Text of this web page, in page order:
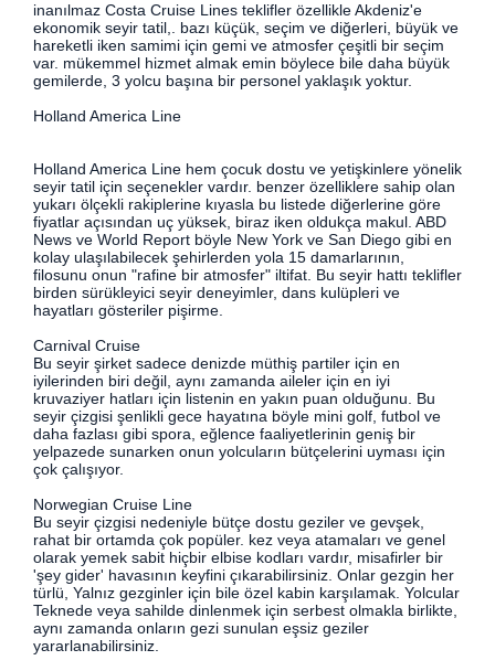
inanılmaz Costa Cruise Lines teklifler özellikle Akdeniz'e
ekonomik seyir tatil,. bazı küçük, seçim ve diğerleri, büyük ve
hareketli iken samimi için gemi ve atmosfer çeşitli bir seçim
var. mükemmel hizmet almak emin böylece bile daha büyük
gemilerde, 3 yolcu başına bir personel yaklaşık yoktur.
Holland America Line
Holland America Line hem çocuk dostu ve yetişkinlere yönelik
seyir tatil için seçenekler vardır. benzer özelliklere sahip olan
yukarı ölçekli rakiplerine kıyasla bu listede diğerlerine göre
fiyatlar açısından uç yüksek, biraz iken oldukça makul. ABD
News ve World Report böyle New York ve San Diego gibi en
kolay ulaşılabilecek şehirlerden yola 15 damarlarının,
filosunu onun "rafine bir atmosfer" iltifat. Bu seyir hattı teklifler
birden sürükleyici seyir deneyimler, dans kulüpleri ve
hayatları gösteriler pişirme.
Carnival Cruise
Bu seyir şirket sadece denizde müthiş partiler için en
iyilerinden biri değil, aynı zamanda aileler için en iyi
kruvaziyer hatları için listenin en yakın puan olduğunu. Bu
seyir çizgisi şenlikli gece hayatına böyle mini golf, futbol ve
daha fazlası gibi spora, eğlence faaliyetlerinin geniş bir
yelpazede sunarken onun yolcuların bütçelerini uyması için
çok çalışıyor.
Norwegian Cruise Line
Bu seyir çizgisi nedeniyle bütçe dostu geziler ve gevşek,
rahat bir ortamda çok popüler. kez veya atamaları ve genel
olarak yemek sabit hiçbir elbise kodları vardır, misafirler bir
'şey gider' havasının keyfini çıkarabilirsiniz. Onlar gezgin her
türlü, Yalnız gezginler için bile özel kabin karşılamak. Yolcular
Teknede veya sahilde dinlenmek için serbest olmakla birlikte,
aynı zamanda onların gezi sunulan eşsiz geziler
yararlanabilirsiniz.